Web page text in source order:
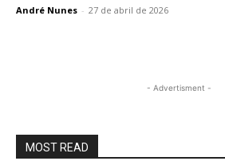
André Nunes - 27 de abril de 2026
- Advertisment -
MOST READ